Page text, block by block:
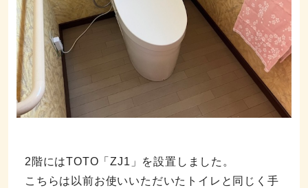
2階にはTOTO「ZJ1」を設置しました。
こちらは以前お使いいただいたトイレと同じく手